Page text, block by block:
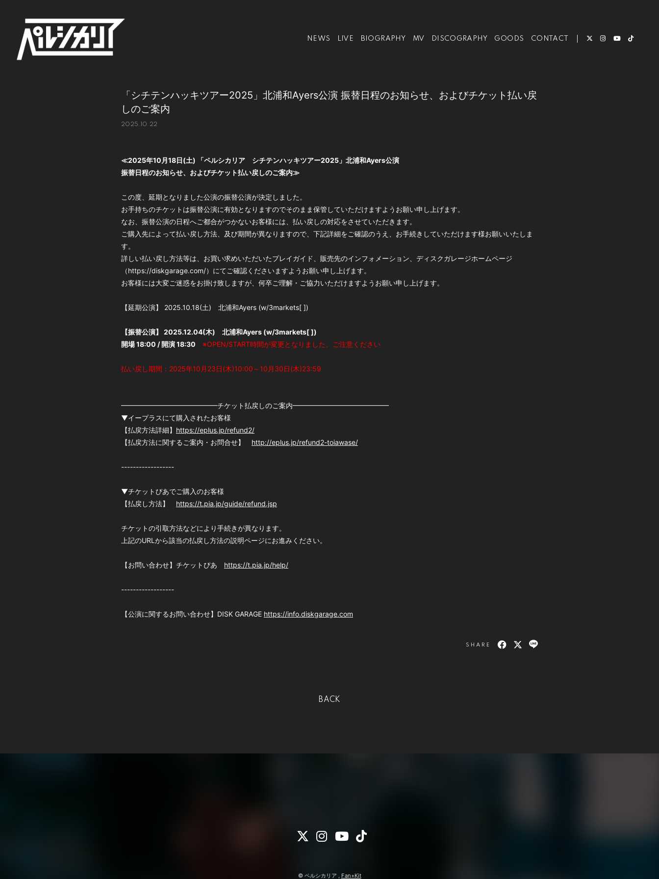
NEWS LIVE BIOGRAPHY MV DISCOGRAPHY GOODS CONTACT
「シチテンハッキツアー2025」北浦和Ayers公演 振替日程のお知らせ、およびチケット払い戻
しのご案内
2025.10.22
≪2025年10月18日(土) 「ペルシカリア シチテンハッキツアー2025」北浦和Ayers公演
振替日程のお知らせ、およびチケット払い戻しのご案内≫
この度、延期となりました公演の振替公演が決定しました。
お手持ちのチケットは振替公演に有効となりますのでそのまま保管していただけますようお願い申し上げます。
なお、振替公演の日程へご都合がつかないお客様には、払い戻しの対応をさせていただきます。
ご購入先によって払い戻し方法、及び期間が異なりますので、下記詳細をご確認のうえ、お手続きしていただけます様お願いいたしま
す。
詳しい払い戻し方法等は、お買い求めいただいたプレイガイド、販売先のインフォメーション、ディスクガレージホームページ
（https://diskgarage.com/）にてご確認くださいますようお願い申し上げます。
お客様には大変ご迷惑をお掛け致しますが、何卒ご理解・ご協力いただけますようお願い申し上げます。
【延期公演】 2025.10.18(土) 北浦和Ayers (w/3markets[ ])
【振替公演】 2025.12.04(木) 北浦和Ayers (w/3markets[ ])
開場 18:00 / 開演 18:30
※OPEN/START時間が変更となりました。ご注意ください
払い戻し期間：2025年10月23日(木)10:00～10月30日(木)23:59
━━━━━━━━━━━━━━チケット払戻しのご案内━━━━━━━━━━━━━━
▼イープラスにて購入されたお客様
【払戻方法詳細】 https://eplus.jp/refund2/
【払戻方法に関するご案内・お問合せ】 http://eplus.jp/refund2-toiawase/
------------------
▼チケットぴあでご購入のお客様
【払戻し方法】 https://t.pia.jp/guide/refund.jsp
チケットの引取方法などにより手続きが異なります。
上記のURLから該当の払戻し方法の説明ページにお進みください。
【お問い合わせ】チケットぴあ https://t.pia.jp/help/
------------------
【公演に関するお問い合わせ】DISK GARAGE https://info.diskgarage.com
SHARE
BACK
© ペルシカリア , Fan+Kit